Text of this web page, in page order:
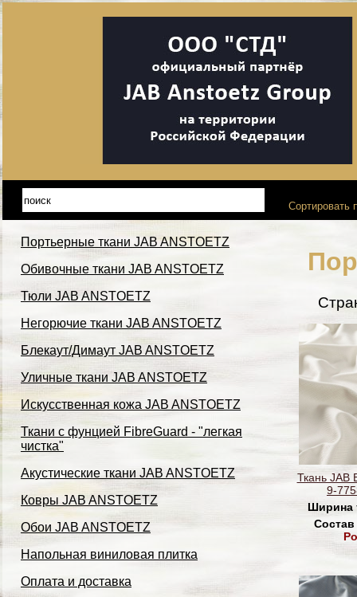
Портьерные ткани JAB ANSTOETZ
Обивочные ткани JAB ANSTOETZ
Тюли JAB ANSTOETZ
Негорючие ткани JAB ANSTOETZ
Блекаут/Димаут JAB ANSTOETZ
Уличные ткани JAB ANSTOETZ
Искусственная кожа JAB ANSTOETZ
Ткани с фунцией FibreGuard - "легкая
чистка"
Акустические ткани JAB ANSTOETZ
Ковры JAB ANSTOETZ
Обои JAB ANSTOETZ
Напольная виниловая плитка
Оплата и доставка
Сортировать
Ткань JAB
9-
Ширина